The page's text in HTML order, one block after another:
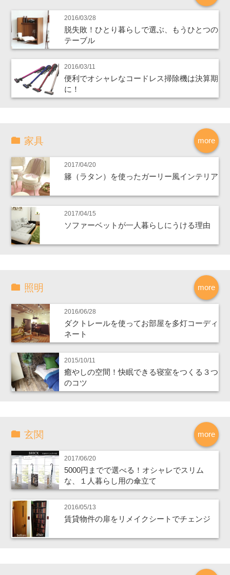
2016/03/28
脱失敗！ひとり暮らしで選ぶ、もうひとつの
テーブル
2016/03/11
便利でオシャレなコードレス掃除機は決算期
に！
more
家具
2017/04/20
籐（ラタン）を使ったガーリー風インテリア
2017/04/15
ソファーベットが一人暮らしにうける理由
more
照明
2016/06/28
ダクトレールを使ってお部屋を多灯コーディ
ネート
2015/10/11
癒やしの空間！快眠できる寝室をつくる３つ
のコツ
more
玄関
2017/06/20
5000円までで選べる！オシャレでスリム
な、１人暮らし用の傘立て
2016/05/13
賃貸物件の扉をリメイクシートでチェンジ